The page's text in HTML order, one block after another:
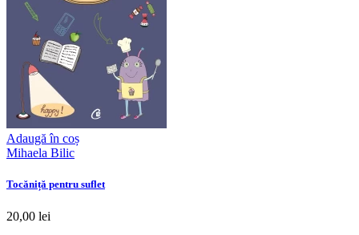
Adaugă în coș
Mihaela Bilic
Tocăniță pentru suflet
20,00 lei